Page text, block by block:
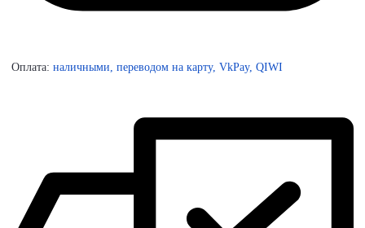
Оплата: наличными, переводом на карту, VkPay, QIWI